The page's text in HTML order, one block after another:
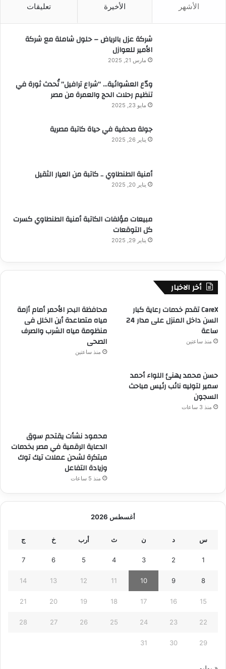
الأشهر الأخيرة تعليقات
شركة عزل بالرياض – حلول شاملة مع شركة
الأمير للعوازل
مارس 21, 2025
ودّع العشوائية… “شراع ترافيل” تُحدث ثورة في
تنظيم رحلات الحج والعمرة من مصر
مايو 23, 2025
جولة صحفية في حياة كاتبة مصرية
يناير 26, 2025
أمنية الطنطاوي .. كاتبة من العيار الثقيل
يناير 20, 2025
مبيعات مؤلفات الكاتبة أمنية الطنطاوي كسرت
كل التوقعات
يناير 29, 2025
أخر الاخبار
CareX تقدم خدمات رعاية كبار
السن داخل المنزل على مدار 24
ساعة
منذ ساعتين
محافظة البحر الأحمر أمام أزمة
مياه متصاعدة أين الخلل فى
منظومة مياه الشرب والصرف
الصحى
منذ ساعتين
حسن محمد يهنئ اللواء أحمد
سمير لتوليه نائب رئيس مباحث
السجون
منذ 3 ساعات
محمود نشأت يقتحم سوق
الدعاية الرقمية في مصر بخدمات
مبتكرة لشحن عملات تيك توك
وزيادة التفاعل
منذ 5 ساعات
أغسطس 2026
س د ن ث أرب خ ج
1
2
3
4
5
6
7
8
9
10
11
12
13
14
15
16
17
18
19
20
21
22
23
24
25
26
27
28
29
30
31